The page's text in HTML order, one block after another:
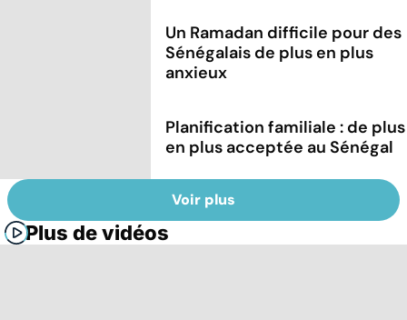
Un Ramadan difficile pour des
Sénégalais de plus en plus
anxieux
Planification familiale : de plus
en plus acceptée au Sénégal
Voir plus
Plus de vidéos